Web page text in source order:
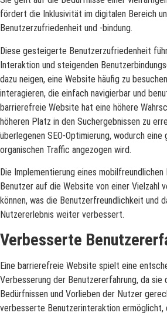
fördert die Inklusivität im digitalen Bereich
Benutzerzufriedenheit und -bindung.
Diese gesteigerte Benutzerzufriedenheit
Interaktion und steigenden
dazu neigen, eine Website häufig zu
interagieren, die einfach navigierbar und
barrierefreie Website hat eine höhere
höheren Platz in den Suchergebnissen zu
überlegenen SEO-Optimierung, wodurch eine
organischen Traffic angezogen wird.
Die Implementierung eines
Benutzer auf die Website von einer Vielzahl
können, was die Benutzerfreundlichkeit und
Nutzererlebnis weiter verbessert.
Verbesserte
Eine barrierefreie Website spielt eine
Verbesserung der Benutzererfahrung, da sie
Bedürfnissen und Vorlieben der Nutzer
verbesserte Benutzerinteraktion ermöglicht,